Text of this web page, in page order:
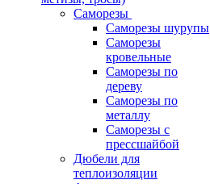
Саморезы
Саморезы шурупы
Саморезы
кровельные
Саморезы по
дереву
Саморезы по
металлу
Саморезы с
прессшайбой
Дюбели для
теплоизоляции